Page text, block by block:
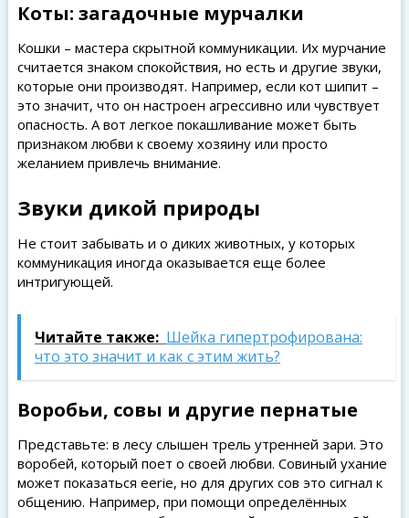
Коты: загадочные мурчалки
Кошки – мастера скрытной коммуникации. Их мурчание
считается знаком спокойствия, но есть и другие звуки,
которые они производят. Например, если кот шипит –
это значит, что он настроен агрессивно или чувствует
опасность. А вот легкое покашливание может быть
признаком любви к своему хозяину или просто
желанием привлечь внимание.
Звуки дикой природы
Не стоит забывать и о диких животных, у которых
коммуникация иногда оказывается еще более
интригующей.
Читайте также: Шейка гипертрофирована:
что это значит и как с этим жить?
Воробьи, совы и другие пернатые
Представьте: в лесу слышен трель утренней зари. Это
воробей, который поет о своей любви. Совиный ухание
может показаться eerie, но для других сов это сигнал к
общению. Например, при помощи определённых